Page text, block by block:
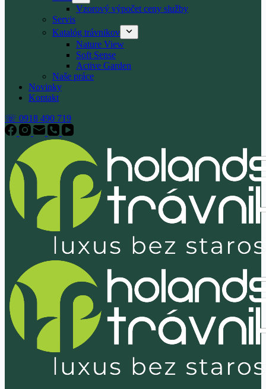
Vzorový výpočet ceny služby
Servis
Katalóg trávnikov
Nature View
Soft Sense
Active Garden
Naše práce
Novinky
Kontakt
☏ 0918 490 719